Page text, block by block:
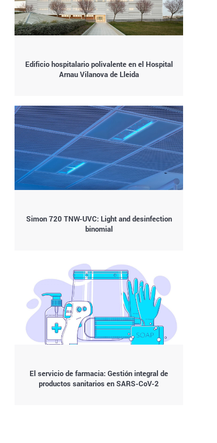
Edificio hospitalario polivalente en el Hospital
Arnau Vilanova de Lleida
Simon 720 TNW-UVC: Light and desinfection
binomial
El servicio de farmacia: Gestión integral de
productos sanitarios en SARS-CoV-2